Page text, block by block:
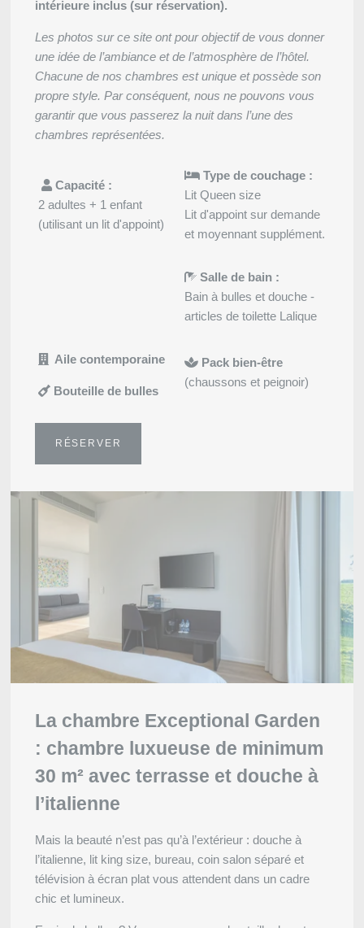
intérieure inclus (sur réservation).
Les photos sur ce site ont pour objectif de vous donner
une idée de l’ambiance et de l’atmosphère de l’hôtel.
Chacune de nos chambres est unique et possède son
propre style. Par conséquent, nous ne pouvons vous
garantir que vous passerez la nuit dans l’une des
chambres représentées.
Capacité :
2 adultes + 1 enfant
(utilisant un lit d'appoint)
Type de couchage :
Lit Queen size
Lit d'appoint sur demande
et moyennant supplément.
Salle de bain :
Bain à bulles et douche -
articles de toilette Lalique
Aile contemporaine
Bouteille de bulles
Pack bien-être
(chaussons et peignoir)
RÉSERVER
La chambre Exceptional Garden
: chambre luxueuse de minimum
30 m² avec terrasse et douche à
l’italienne
Mais la beauté n’est pas qu’à l’extérieur : douche à
l’italienne, lit king size, bureau, coin salon séparé et
télévision à écran plat vous attendent dans un cadre
chic et lumineux.
Français English
Nederlands
Deutsch
Restaurant
Bar
Bien-être
Evènements
Réunions
Alentours
Offres
VOTRE MESSAGE
*
Localiser
Martin's
Rentmeesterij
4****
Kasteelstraat 2, 3740
Bilzen, Belgique
+32 89 44 21 21
VOIR LES ACTIVITÉS ALENTOURS
Voir l'itinéraire
RÉSERVER